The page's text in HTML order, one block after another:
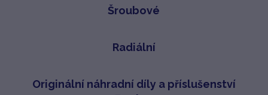
Šroubové
Radiální
Originální náhradní díly a příslušenství